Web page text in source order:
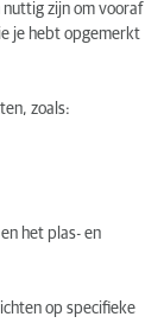
zijn om vooraf
je hebt opgemerkt
zoals:
het plas- en
op specifieke